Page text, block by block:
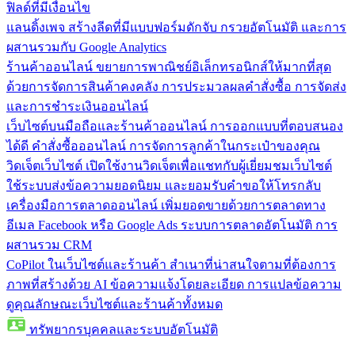
ฟิลด์ที่มีเงื่อนไข
แลนดิ้งเพจ สร้างลีดที่มีแบบฟอร์มดักจับ กรวยอัตโนมัติ และการ
ผสานรวมกับ Google Analytics
ร้านค้าออนไลน์ ขยายการพาณิชย์อิเล็กทรอนิกส์ให้มากที่สุด
ด้วยการจัดการสินค้าคงคลัง การประมวลผลคำสั่งซื้อ การจัดส่ง
และการชำระเงินออนไลน์
เว็บไซต์บนมือถือและร้านค้าออนไลน์ การออกแบบที่ตอบสนอง
ได้ดี คำสั่งซื้อออนไลน์ การจัดการลูกค้าในกระเป๋าของคุณ
วิดเจ็ตเว็บไซต์ เปิดใช้งานวิดเจ็ตเพื่อแชทกับผู้เยี่ยมชมเว็บไซต์
ใช้ระบบส่งข้อความยอดนิยม และยอมรับคำขอให้โทรกลับ
เครื่องมือการตลาดออนไลน์ เพิ่มยอดขายด้วยการตลาดทาง
อีเมล Facebook หรือ Google Ads ระบบการตลาดอัตโนมัติ การ
ผสานรวม CRM
CoPilot ในเว็บไซต์และร้านค้า สำเนาที่น่าสนใจตามที่ต้องการ
ภาพที่สร้างด้วย AI ข้อความแจ้งโดยละเอียด การแปลข้อความ
ดูคุณลักษณะเว็บไซต์และร้านค้าทั้งหมด
ทรัพยากรบุคคลและระบบอัตโนมัติ